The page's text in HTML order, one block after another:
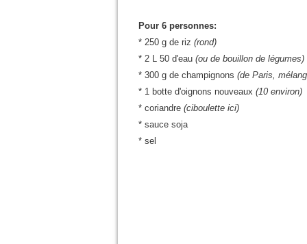
Pour 6 personnes:
* 250 g de riz (rond)
* 2 L 50 d'eau (ou de bouillon de légumes)
* 300 g de champignons (de Paris,
* 1 botte d'oignons nouveaux (10 environ)
* coriandre (ciboulette ici)
* sauce soja
* sel